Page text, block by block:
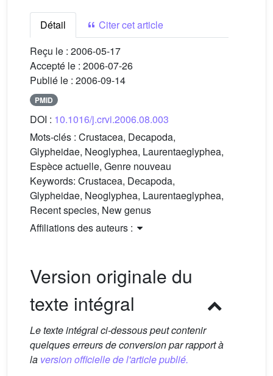
Détail
Citer cet article
Reçu le : 2006-05-17
Accepté le : 2006-07-26
Publié le : 2006-09-14
PMID
DOI : 10.1016/j.crvi.2006.08.003
Mots-clés : Crustacea, Decapoda,
Glypheidae, Neoglyphea, Laurentaeglyphea,
Espèce actuelle, Genre nouveau
Keywords: Crustacea, Decapoda,
Glypheidae, Neoglyphea, Laurentaeglyphea,
Recent species, New genus
Affiliations des auteurs :
Version originale du
texte intégral
Le texte intégral ci-dessous peut contenir
quelques erreurs de conversion par rapport à
la version officielle de l'article publié.